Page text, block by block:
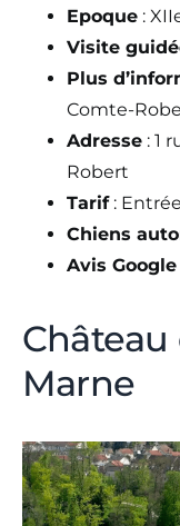
Epoque :
Visite
Plus
Comte-
Adresse : 1
Robert
Tarif:
Chiens
Avis Google
Marne